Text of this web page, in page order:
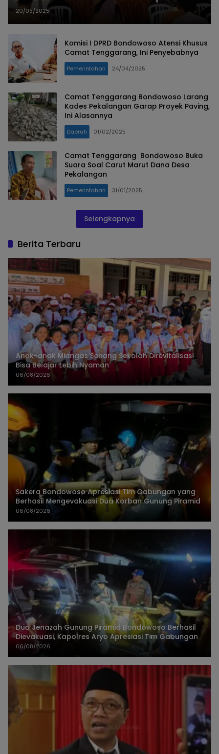
Desa Merah Putih Desa Tangsil
Kulon
20/05/2025
Komisi I DPRD Bondowoso Atensi Khusus
Camat Tenggarang, Ini Penyebabnya
Pemerintahan 24/04/2025
Camat Tenggarang Bondowoso Larang
Kades Pekalangan Garap Proyek Paving,
Ini Alasannya
Daerah 01/02/2025
Camat Tenggarang Bondowoso Buka
Suara Soal Carut Marut Dana Desa
Pekalangan
Pemerintahan 31/01/2025
Selengkapnya
Berita Terbaru
Anak-anak Miangas Senang Sekolah Direvitalisasi
Bisa Belajar Lebih Nyaman
06/08/2026
Sakera Bondowoso Apresiasi Tim Gabungan yang
Berhasil Mengevakuasi Dua Korban Gunung Piramid
06/08/2026
Dua Jenazah Gunung Piramid Bondowoso Berhasil
Dievakuasi, Kapolres Aryo Apresiasi Tim Gabungan
06/08/2026